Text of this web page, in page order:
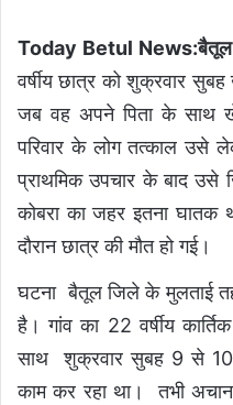
Today Betul
वर्षीय छात्र को शुक्रवार
जब वह अपने पिता के साथ
परिवार के लोग तत्काल उसे
प्राथमिक उपचार के बाद उसे
कोबरा का जहर इतना घातक
दौरान छात्र की मौत हो गई।
घटना बैतूल जिले के मुलताई
है। गांव का 22 वर्षीय
साथ शुक्रवार सुबह 9 से
काम कर रहा था। तभी